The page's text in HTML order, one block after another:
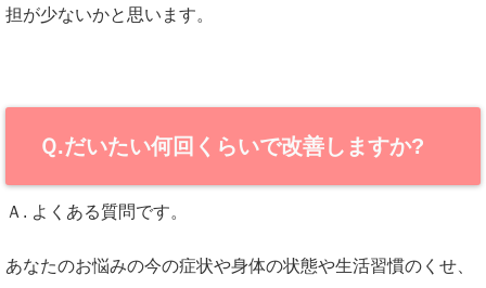
担が少ないかと思います。
Ｑ.だいたい何回くらいで改善しますか?
Ａ. よくある質問です。
あなたのお悩みの今の症状や身体の状態や生活習慣のくせ、